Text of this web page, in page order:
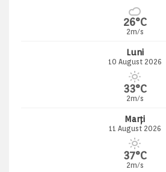
26°C
2m/s
Luni
10 August 2026
33°C
2m/s
Marți
11 August 2026
37°C
2m/s